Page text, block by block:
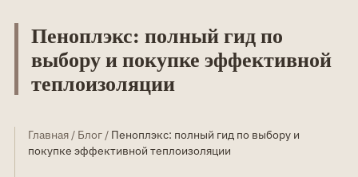
Пеноплэкс: полный гид по
выбору и покупке эффективной
теплоизоляции
Главная/ Блог/ Пеноплэкс: полный гид по выбору и
покупке эффективной теплоизоляции